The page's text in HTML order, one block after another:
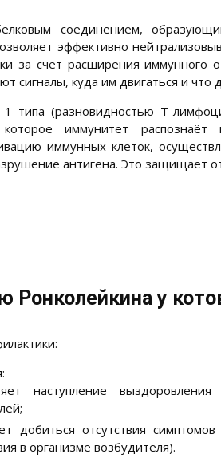
соединением,
эффективно
за счёт расширения иммунного
сигналы, куда им двигаться и что
типа (разновидностью Т-
иммунитет распознаёт
иммунных клеток,
антигена. Это защищает
Ронколейкина у
наступление выздоровления
добиться отсутствия
в организме возбудителя).